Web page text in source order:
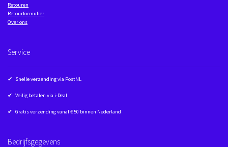
Retouren
Retourformulier
Over ons
Service
✔ Snelle verzending via PostNL
✔ Veilig betalen via i-Deal
✔ Gratis verzending vanaf € 50 binnen Nederland
Bedrijfsgegevens